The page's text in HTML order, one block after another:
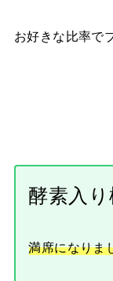
お好きな比率で
酵素入
満席になりま